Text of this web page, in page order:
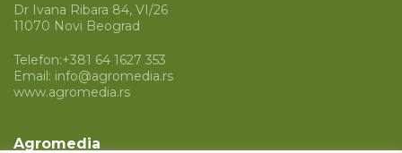
Dr Ivana Ribara 84, VI/26
11070 Novi Beograd
Telefon:+381 64 1627 353
Email: info@agromedia.rs
www.agromedia.rs
Agromedia